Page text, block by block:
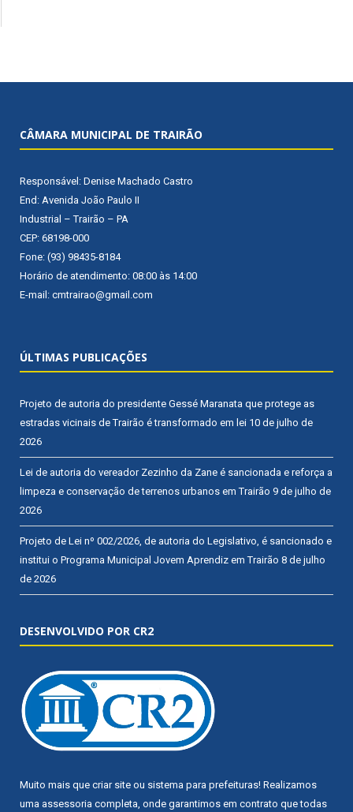
CÂMARA MUNICIPAL DE TRAIRÃO
Responsável: Denise Machado Castro
End: Avenida João Paulo II
Industrial – Trairão – PA
CEP: 68198-000
Fone: (93) 98435-8184
Horário de atendimento: 08:00 às 14:00
E-mail: cmtrairao@gmail.com
ÚLTIMAS PUBLICAÇÕES
Projeto de autoria do presidente Gessé Maranata que protege as
estradas vicinais de Trairão é transformado em lei 10 de julho de
2026
Lei de autoria do vereador Zezinho da Zane é sancionada e reforça a
limpeza e conservação de terrenos urbanos em Trairão 9 de julho de
2026
Projeto de Lei nº 002/2026, de autoria do Legislativo, é sancionado e
institui o Programa Municipal Jovem Aprendiz em Trairão 8 de julho
de 2026
DESENVOLVIDO POR CR2
Muito mais que criar site ou sistema para prefeituras! Realizamos
uma assessoria completa, onde garantimos em contrato que todas